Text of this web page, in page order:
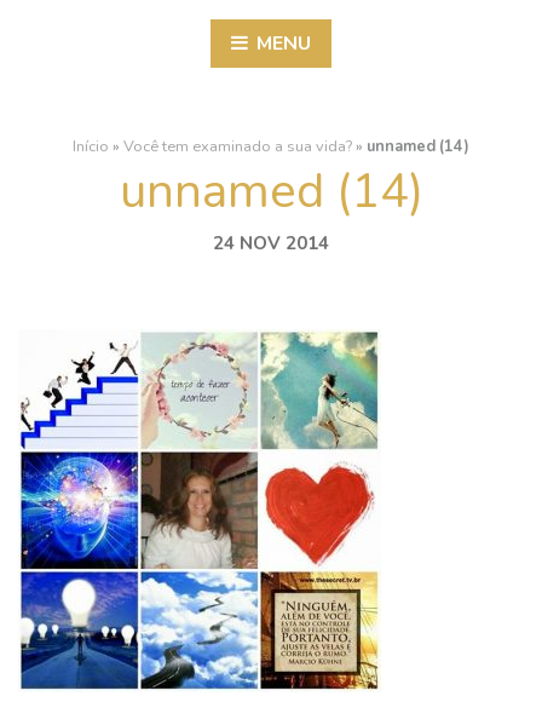
MENU
Início » Você tem examinado a sua vida? » unnamed (14)
unnamed (14)
24 NOV 2014